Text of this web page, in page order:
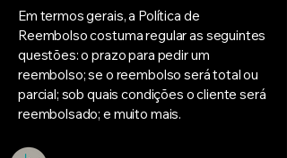
Em termos gerais, a Política de
Reembolso costuma regular as seguintes
questões: o prazo para pedir um
reembolso; se o reembolso será total ou
parcial; sob quais condições o cliente será
reembolsado; e muito mais.